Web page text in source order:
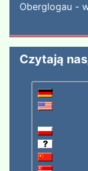
Oberglogau -
Czytają